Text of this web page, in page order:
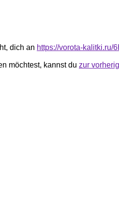
dich an https://vorota-kalitki.ru/
möchtest, kannst du zur